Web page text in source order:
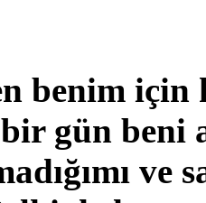
benim
gün beni
ve